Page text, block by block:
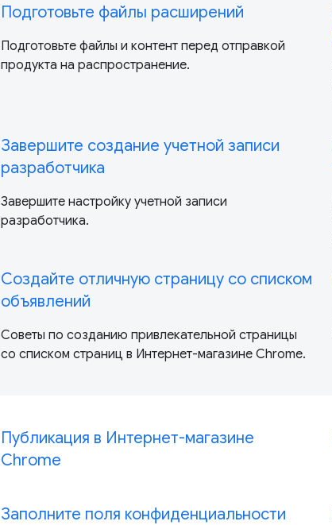
Подготовьте файлы расширений
Подготовьте файлы и контент перед отправкой
продукта на распространение.
Завершите создание учетной записи
разработчика
Завершите настройку учетной записи
разработчика.
Создайте отличную страницу со списком
объявлений
Советы по созданию привлекательной страницы
со списком страниц в Интернет-магазине Chrome.
Публикация в Интернет-магазине
Chrome
Заполните поля конфиденциальности